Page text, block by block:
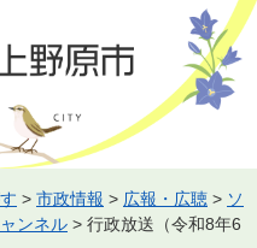
> 市政情報 > 広報・広聴 > ソ
ンネル > 行政放送（令和8年6